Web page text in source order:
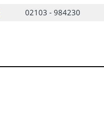
02103 - 984230